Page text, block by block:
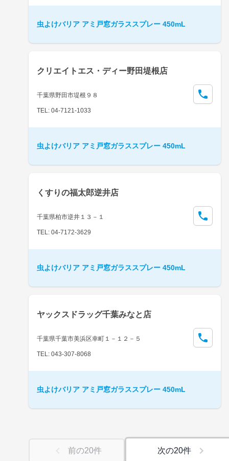
虫よけバリア アミ戸窓ガラススプレー 450mL
クリエイトエス・ディー野田堤根店
千葉県野田市堤根９８
TEL: 04-7121-1033
虫よけバリア アミ戸窓ガラススプレー 450mL
くすりの福太郎逆井店
千葉県柏市逆井１３－１
TEL: 04-7172-3629
虫よけバリア アミ戸窓ガラススプレー 450mL
ヤックスドラッグ千葉みなと店
千葉県千葉市美浜区幸町１－１２－５
TEL: 043-307-8068
虫よけバリア アミ戸窓ガラススプレー 450mL
前の20件 次の20件